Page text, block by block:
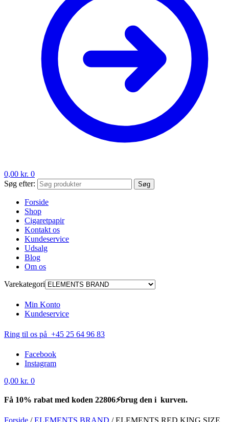
0,00 kr. 0
Søg efter:
Søg
Forside
Shop
Cigaretpapir
Kontakt os
Kundeservice
Udsalg
Blog
Om os
Varekategori
Min Konto
Kundeservice
Ring til os på +45 25 64 96 83
Facebook
Instagram
0,00 kr. 0
Få 10% rabat med koden 22806⚡brug den i kurven.
Forside /ELEMENTS BRAND /ELEMENTS RED KING SIZE